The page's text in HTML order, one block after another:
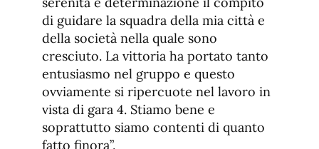
di guidare la squadra della mia città e
della società nella quale sono
cresciuto. La vittoria ha portato tanto
entusiasmo nel gruppo e questo
ovviamente si ripercuote nel lavoro in
vista di gara 4. Stiamo bene e
soprattutto siamo contenti di quanto
fatto finora”.